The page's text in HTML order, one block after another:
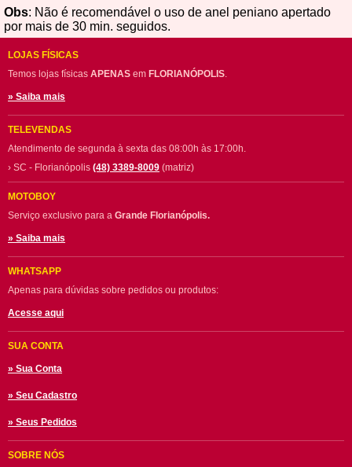
Obs: Não é recomendável o uso de anel peniano apertado
por mais de 30 min. seguidos.
LOJAS FÍSICAS
Temos lojas físicas APENAS em FLORIANÓPOLIS.
» Saiba mais
TELEVENDAS
Atendimento de segunda à sexta das 08:00h às 17:00h.
› SC - Florianópolis (48) 3389-8009 (matriz)
MOTOBOY
Serviço exclusivo para a Grande Florianópolis.
» Saiba mais
WHATSAPP
Apenas para dúvidas sobre pedidos ou produtos:
Acesse aqui
SUA CONTA
» Sua Conta
» Seu Cadastro
» Seus Pedidos
SOBRE NÓS